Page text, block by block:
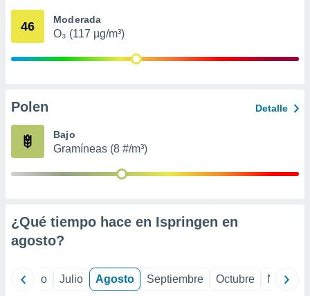
mediante
publicidad
de
46 Moderada
O₃ (117 µg/m³)
Polen Detalle
Bajo
Gramíneas (8 #/m³)
¿Qué tiempo hace en Ispringen en
agosto?
Junio Julio Agosto Septiembre Octubre